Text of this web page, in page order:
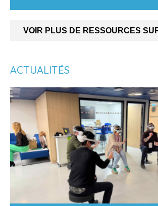
VOIR PLUS DE RESSOURCES
ACTUALITÉS